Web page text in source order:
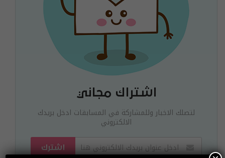
اشتراك مجاني
لتصلك الاخبار وللمشاركة في المسابقات ادخل بريدك
الالكتروني
اشترك